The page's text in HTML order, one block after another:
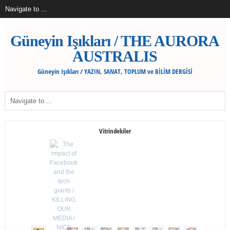
Güneyin Işıkları / THE AURORA
AUSTRALIS
Güneyin Işıkları / YAZIN, SANAT, TOPLUM ve BİLİM DERGİSİ
Vitrindekiler